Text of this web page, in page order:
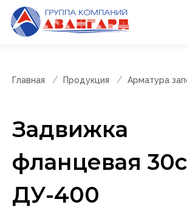
Главная Продукция Арматура
Задвижка
фланцевая
ДУ-400